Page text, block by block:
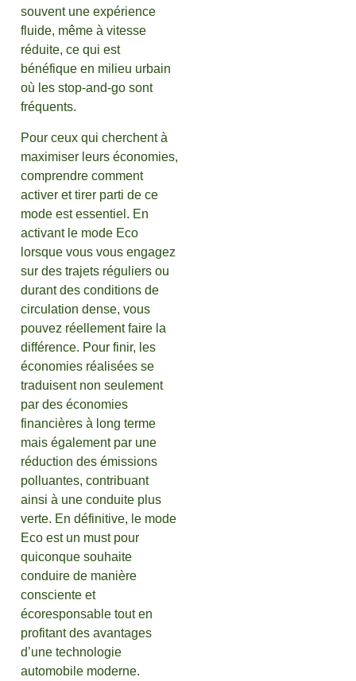
souvent une expérience
fluide, même à vitesse
réduite, ce qui est
bénéfique en milieu urbain
où les stop-and-go sont
fréquents.
Pour ceux qui cherchent à
maximiser leurs économies,
comprendre comment
activer et tirer parti de ce
mode est essentiel. En
activant le mode Eco
lorsque vous vous engagez
sur des trajets réguliers ou
durant des conditions de
circulation dense, vous
pouvez réellement faire la
différence. Pour finir, les
économies réalisées se
traduisent non seulement
par des économies
financières à long terme
mais également par une
réduction des émissions
polluantes, contribuant
ainsi à une conduite plus
verte. En définitive, le mode
Eco est un must pour
quiconque souhaite
conduire de manière
consciente et
écoresponsable tout en
profitant des avantages
d’une technologie
automobile moderne.